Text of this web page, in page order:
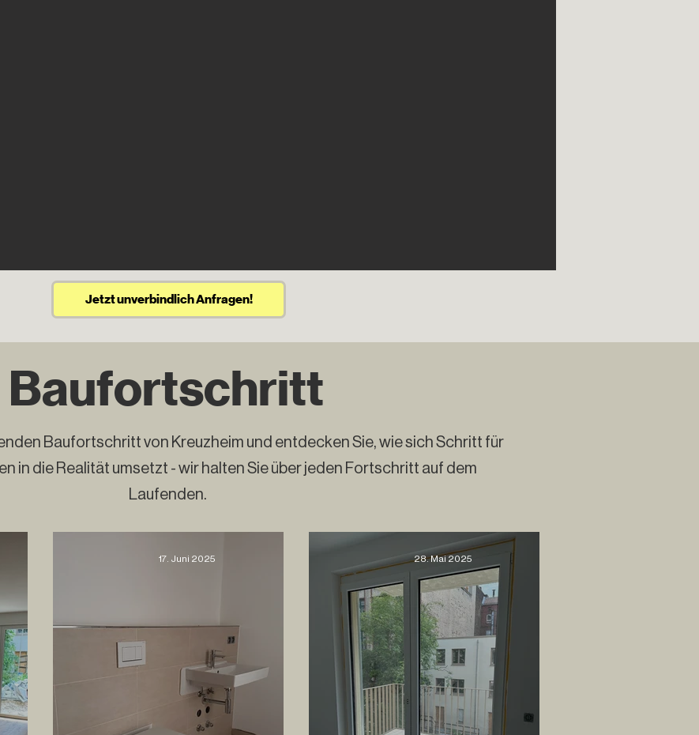
Jetzt unverbindlich Anfragen!
Baufortschritt
Baufortschritt von Kreuzheim und entdecken Sie, wie sich Schritt für
in die Realität umsetzt - wir halten Sie über jeden Fortschritt auf dem
Laufenden.
17. Juni 2025 28. Mai 2025